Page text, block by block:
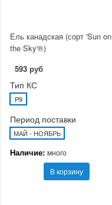
Ель канадская (сорт 'Sun on
the Sky'®)
593 руб
Тип КС
P9
Период поставки
МАЙ - НОЯБРЬ
Наличие: много
В корзину